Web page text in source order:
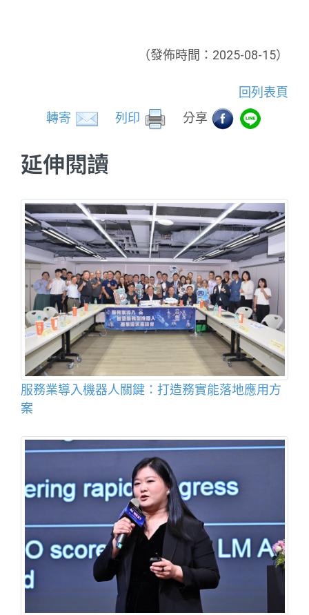
（發佈時間：2025-08-15）
回列表頁
轉寄
列印 分享
延伸閱讀
服務業導入機器人關鍵：打造務實能落地應用方
案